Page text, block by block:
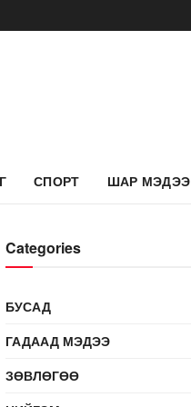
СПОРТ ШАР МЭДЭЭ
Categories
БУСАД
ГАДААД МЭДЭЭ
ЗӨВЛӨГӨӨ